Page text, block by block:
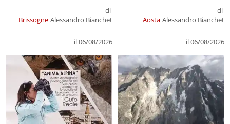
Brissogne
di
Alessandro Bianchet
il 06/08/2026
Aosta
di
Alessandro Bianchet
il 06/08/2026